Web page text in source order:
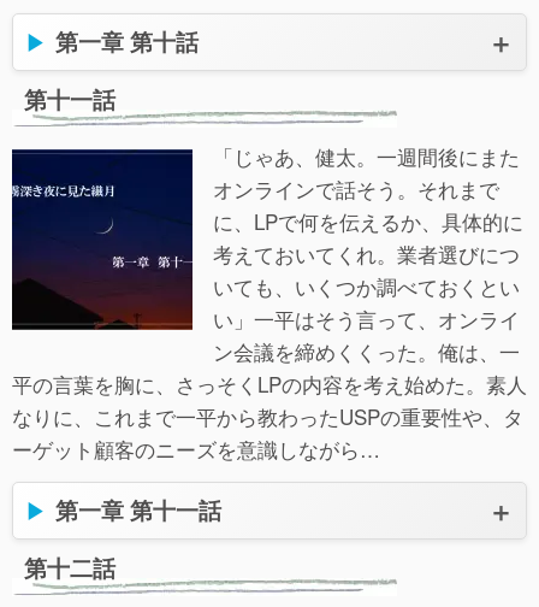
第一章 第十話
第十一話
「じゃあ、健太。一週間後にまた
オンラインで話そう。それまで
に、LPで何を伝えるか、具体的に
考えておいてくれ。業者選びにつ
いても、いくつか調べておくとい
い」一平はそう言って、オンライ
ン会議を締めくくった。俺は、一
平の言葉を胸に、さっそくLPの内容を考え始めた。素人
なりに、これまで一平から教わったUSPの重要性や、タ
ーゲット顧客のニーズを意識しながら…
第一章 第十一話
第十二話